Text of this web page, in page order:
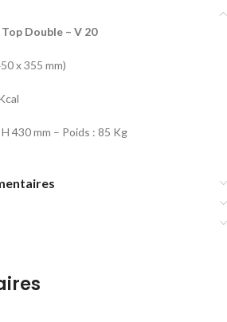
Double – V 20
x 355 mm)
430 mm – Poids : 85 Kg